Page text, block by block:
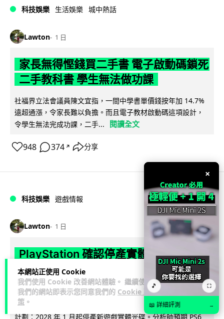
本網站正使用 Cookie
我們使用 Cookie 改善網站體驗。 繼續使用
我們的網站即表示您同意我們的 Cookie 政
策 。
科技娛樂 生活娛樂 城中熱話
Lawton 1 日
家長無得慳錢買二手書 電子啟動碼鎖死
二手教科書 學生無法做功課
社福界立法會議員陳文宜指，一間中學書單價錢按年加 14.7%
遠超通漲，令家長難以負擔。而且電子教材啟動碼這項設計，
令學生無法完成功課，二手...
閱讀全文
948 374 ↗ 分享
科技娛樂 遊戲情報
Lawton 1 日
PlayStation 確認停產實體光碟 包裝印
出重要通告 2028 年 1 月後不出光碟遊
戲
Sony 已在 PS5 主機包裝加貼提示貼紙，重申官方 7 月已公布
計劃：2028 年 1 月起停產新遊戲實體光碟。分析師預期 PS6
×
🎵 ⛶
📖 詳細評測 →